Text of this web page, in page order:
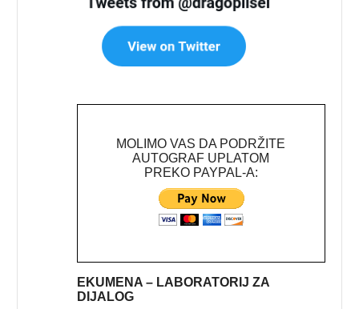
MOLIMO VAS DA PODRŽITE
AUTOGRAF UPLATOM
PREKO PAYPAL-A:
EKUMENA – LABORATORIJ ZA
DIJALOG